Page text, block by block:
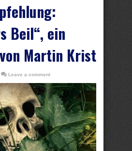
Beil“, ein
Martin Krist
Leave a comment